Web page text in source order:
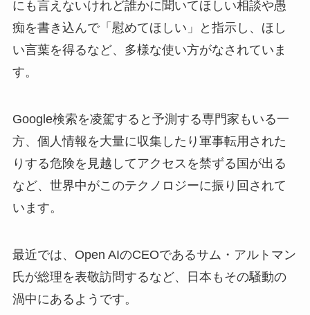
にも言えないけれど誰かに聞いてほしい相談や愚
痴を書き込んで「慰めてほしい」と指示し、ほし
い言葉を得るなど、多様な使い方がなされていま
す。
Google検索を凌駕すると予測する専門家もいる一
方、個人情報を大量に収集したり軍事転用された
りする危険を見越してアクセスを禁ずる国が出る
など、世界中がこのテクノロジーに振り回されて
います。
最近では、Open AIのCEOであるサム・アルトマン
氏が総理を表敬訪問するなど、日本もその騒動の
渦中にあるようです。